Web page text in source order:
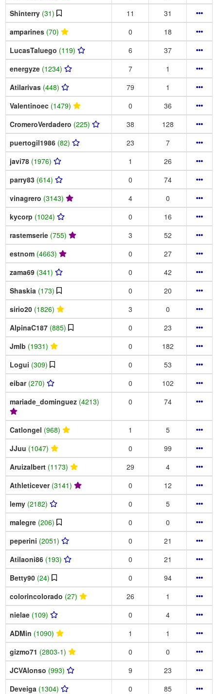
Shinterry (31) 11
31
amparines (70) 0
18
LucasTaluego (119) 6
37
energyze (1234) 7
1
Atilarivas (448) 79
1
Valentinoec (1479) 0
36
CromeroVerdadero (225) 38
128
puertogil1986 (82) 23
7
javi78 (1976) 1
26
parry83 (614) 0
74
vinagrero (3143) 4
0
kycorp (1024) 0
16
rastemserie (755) 3
52
estnom (4663) 0
27
zama69 (341) 0
42
Shaskia (173) 0
20
sirio20 (1826) 3
0
AlpinaC187 (885) 0
23
Jmlb (1931) 0
182
Logui (309) 0
53
eibar (270) 0
102
mariade_dominguez (4213) 0 74
Catlongel (968) 1
5
JJuu (1047) 0
99
Aruizalbert (1173) 29
4
Athleticever (3141) 0
12
lemy (2182) 0
5
malegre (206) 0
0
peperini (2051) 0
21
Atilaoni86 (193) 0
21
Betty90 (24) 0
94
colorincolorado (27) 26
1
nielae (109) 0
4
ADMin (1090) 1
1
gizmo71 (2803-1) 0
0
JCVAlonso (993) 9
23
Deveiga (1304) 0
85